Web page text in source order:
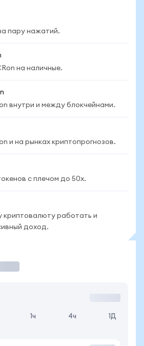
пару нажатий.
на наличные.
внутри и между блокчейнами.
и на рынках криптопрогнозов.
с плечом до 50x.
криптовалюту работать и
доход.
1ч 4ч 1Д